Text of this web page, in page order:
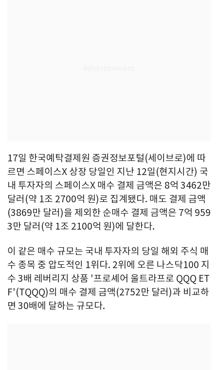
17일 한국예탁결제원 증권정보포털(세이브로)에 따
르면 스페이스X 상장 당일인 지난 12일(현지시간) 국
내 투자자의 스페이스X 매수 결제 금액은 8억 3462만
달러(약 1조 2700억 원)로 집계됐다. 매도 결제 금액
(3869만 달러)을 제외한 순매수 결제 금액은 7억 959
3만 달러(약 1조 2100억 원)에 달한다.
이 같은 매수 규모는 국내 투자자의 당일 해외 주식 매
수 종목 중 압도적인 1위다. 2위에 오른 나스닥100 지
수 3배 레버리지 상품 '프로셰어 울트라프로 QQQ ET
F'(TQQQ)의 매수 결제 금액(2752만 달러)과 비교하
면 30배에 달하는 규모다.